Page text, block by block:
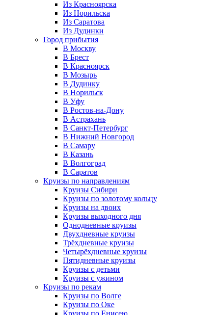
Из Красноярска
Из Норильска
Из Саратова
Из Дудинки
Город прибытия
В Москву
В Брест
В Красноярск
В Мозырь
В Дудинку
В Норильск
В Уфу
В Ростов-на-Дону
В Астрахань
В Санкт-Петербург
В Нижний Новгород
В Самару
В Казань
В Волгоград
В Саратов
Круизы по направлениям
Круизы Сибири
Круизы по золотому кольцу
Круизы на двоих
Круизы выходного дня
Однодневные круизы
Двухдневные круизы
Трёхдневные круизы
Четырёхдневные круизы
Пятидневные круизы
Круизы с детьми
Круизы с ужином
Круизы по рекам
Круизы по Волге
Круизы по Оке
Круизы по Енисею